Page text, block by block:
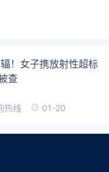
！女子携放射性超标
查
热线 01-20